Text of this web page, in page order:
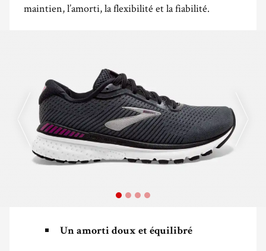
maintien, l’amorti, la flexibilité et la fiabilité.
Un amorti doux et équilibré